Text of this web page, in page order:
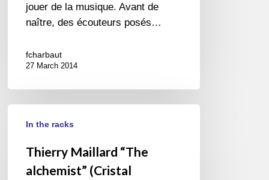
jouer de la musique. Avant de
naître, des écouteurs posés…
fcharbaut
27 March 2014
Maillard
alchemist”
(Cristal
In the racks
Thierry Maillard “The
alchemist” (Cristal